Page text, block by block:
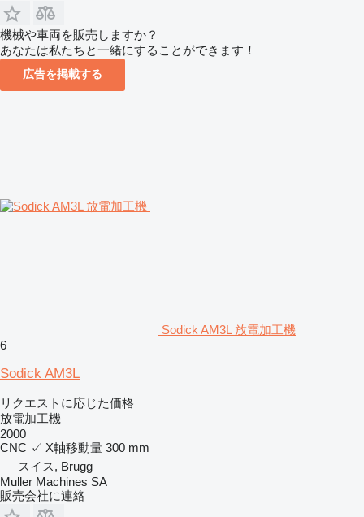
機械や車両を販売しますか？
あなたは私たちと一緒にすることができます！
広告を掲載する
Sodick AM3L 放電加工機
6
Sodick AM3L
リクエストに応じた価格
放電加工機
2000
CNC ✓ X軸移動量 300 mm
スイス, Brugg
Muller Machines SA
販売会社に連絡